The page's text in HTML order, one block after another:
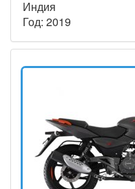
Индия
Год: 2019